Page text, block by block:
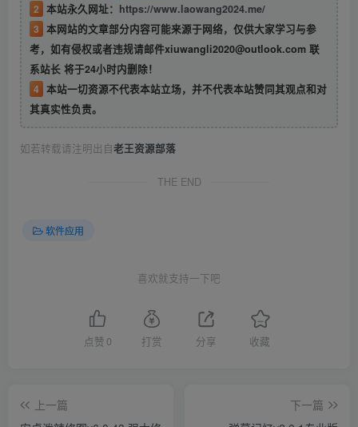
2 本站永久网址： https://www.laowang2024.me/
3 本网站的文章部分内容可能来源于网络，仅供大家学习与参
考，如有侵权或者违规请邮件xiuwangli2020@outlook.com 联
系站长 将于24小时内删除！
4 本站一切资源不代表本站立场，并不代表本站赞同其观点和对
其真实性负责。
如若转载请注明出自老王资源部落
THE END
软件应用
喜欢就支持一下吧
点赞 0 打赏 分享 收藏
上一篇
下一篇